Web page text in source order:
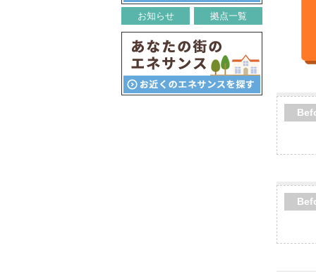
お知らせ 拠点一覧